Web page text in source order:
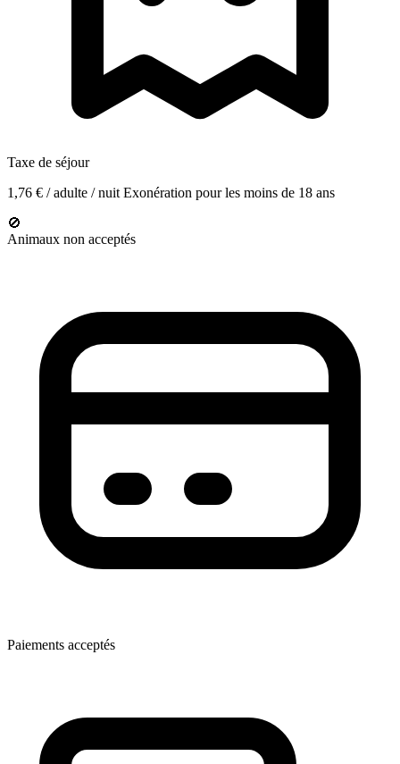
Taxe de séjour
1,76 € / adulte / nuit Exonération pour les moins de 18 ans
🚫
Animaux non acceptés
Paiements acceptés